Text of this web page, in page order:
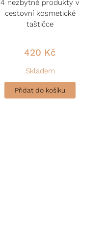
4 nezbytné produkty v
cestovní kosmetické
taštičce
420 Kč
Skladem
Přidat do košíku